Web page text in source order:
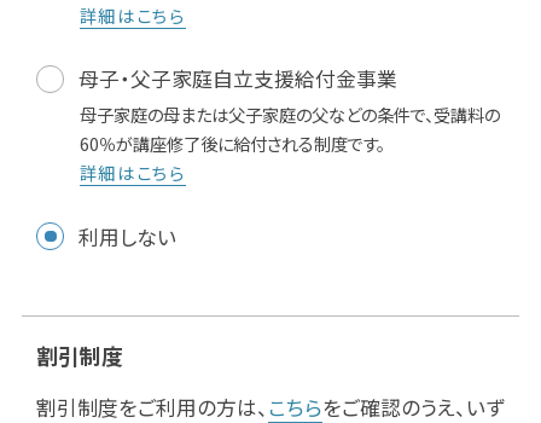
詳細はこちら
母子・父子家庭自立支援給付金事業
母子家庭の母または父子家庭の父などの条件で、受講料の
60％が講座修了後に給付される制度です。
詳細はこちら
利用しない
割引制度
割引制度をご利用の方は、 こちらをご確認のうえ、いず